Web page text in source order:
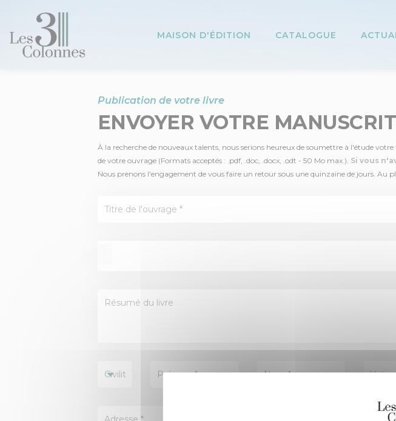
MAISON D'ÉDITION CATALOGUE
Publication de votre livre
ENVOYER VOTRE
À la recherche de nouveaux talents, nous serions heureux de soumettre à l'étude
de votre ouvrage (Formats acceptés : .pdf, .doc, .docx, .odt - 50 Mo max.). Si vous
Nous prenons l'engagement de vous faire un retour sous une quinzaine de jours. Au